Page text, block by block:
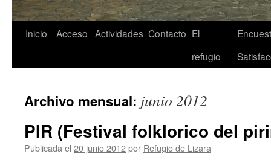
Inicio Acceso Actividades Contacto El
refugio
Archivo mensual: junio 2012
PIR (Festival folklorico del
Publicada el 20 junio 2012por Refugio de Lizara